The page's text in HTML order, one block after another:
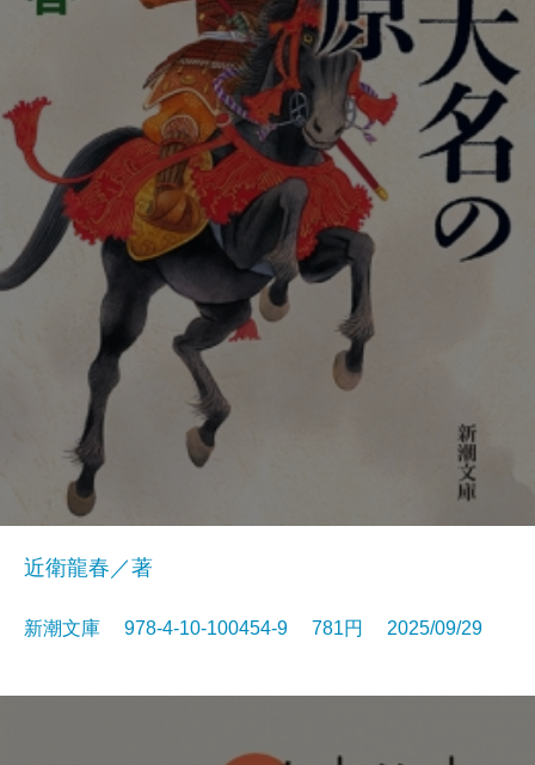
近衛龍春／著
新潮文庫 978-4-10-100454-9 781円 2025/09/29